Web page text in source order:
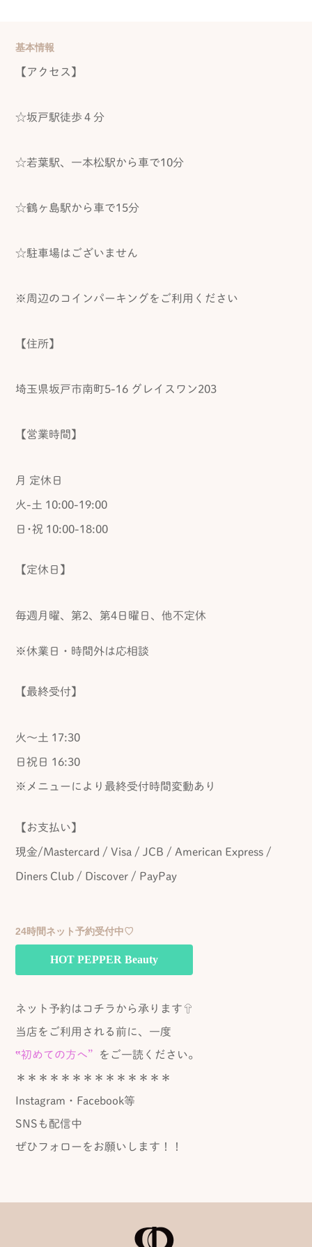
基本情報
【アクセス】
☆坂戸駅徒歩４分
☆若葉駅、一本松駅から車で10分
☆鶴ヶ島駅から車で15分
☆駐車場はございません
※周辺のコインパーキングをご利用ください
【住所】
埼玉県坂戸市南町5-16 グレイスワン203
【営業時間】
月 定休日
火-土 10:00-19:00
日･祝 10:00-18:00
【定休日】
毎週月曜、第2、第4日曜日、他不定休
※休業日・時間外は応相談
【最終受付】
火～土 17:30
日祝日 16:30
※メニューにより最終受付時間変動あり
【お支払い】
現金/Mastercard / Visa / JCB / American Express /
Diners Club / Discover / PayPay
24時間ネット予約受付中♡
HOT PEPPER Beauty
ネット予約はコチラから承ります⇧
当店をご利用される前に、一度
‟初めての方へ” をご一読ください。
＊＊＊＊＊＊＊＊＊＊＊＊＊＊
Instagram・Facebook等
SNSも配信中
ぜひフォローをお願いします！！